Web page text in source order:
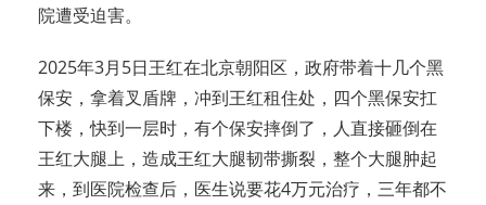
院遭受迫害。
2025年3月5日王红在北京朝阳区，政府带着十几个黑
保安，拿着叉盾牌，冲到王红租住处，四个黑保安扛
下楼，快到一层时，有个保安摔倒了，人直接砸倒在
王红大腿上，造成王红大腿韧带撕裂，整个大腿肿起
来，到医院检查后，医生说要花4万元治疗，三年都不